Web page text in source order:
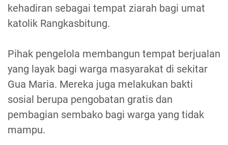
kehadiran sebagai tempat ziarah bagi umat
katolik Rangkasbitung.
Pihak pengelola membangun tempat berjualan
yang layak bagi warga masyarakat di sekitar
Gua Maria. Mereka juga melakukan bakti
sosial berupa pengobatan gratis dan
pembagian sembako bagi warga yang tidak
mampu.